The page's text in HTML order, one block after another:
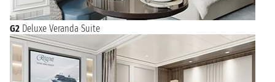
G2 Deluxe Veranda Suite